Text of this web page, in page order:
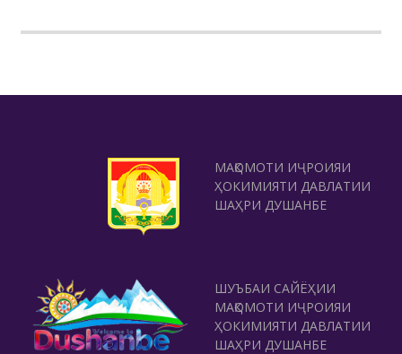
МАҚОМОТИ ИҶРОИЯИ
ҲОКИМИЯТИ ДАВЛАТИИ
ШАҲРИ ДУШАНБЕ
ШУЪБАИ САЙЁҲИИ
МАҚОМОТИ ИҶРОИЯИ
ҲОКИМИЯТИ ДАВЛАТИИ
ШАҲРИ ДУШАНБЕ